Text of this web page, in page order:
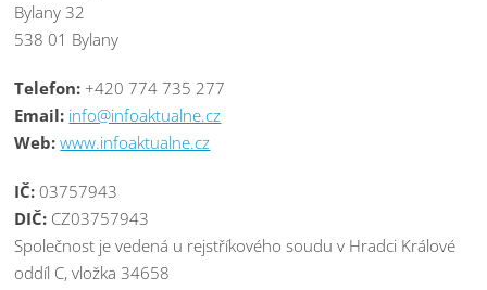
Bylany 32
538 01 Bylany
Telefon: +420 774 735 277
Email: info@infoaktualne.cz
Web: www.infoaktualne.cz
IČ: 03757943
DIČ: CZ03757943
Společnost je vedená u rejstříkového soudu v Hradci Králové
oddíl C, vložka 34658